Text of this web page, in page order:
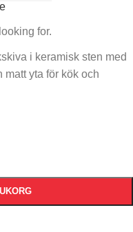
for.